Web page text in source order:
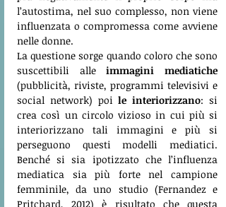
l’autostima, nel suo complesso, non viene
influenzata o compromessa come avviene
nelle donne.
La questione sorge quando coloro che sono
suscettibili alle
(pubblicità, riviste, programmi televisivi e
social network) poi le interiorizzano: si
crea così un circolo vizioso in cui più si
interiorizzano tali immagini e più si
perseguono questi modelli mediatici.
Benché si sia ipotizzato che l’influenza
mediatica sia più forte nel campione
femminile, da uno studio (Fernandez e
Pritchard, 2012) è risultato che questa